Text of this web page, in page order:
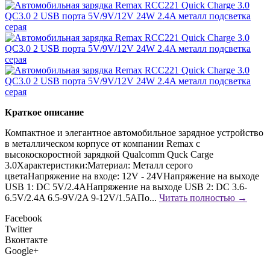
Краткое описание
Компактное и элегантное автомобильное зарядное устройство
в металлическом корпусе от компании Remax с
высокоскоростной зарядкой Qualcomm Quck Carge
3.0Характеристики:Материал: Металл серого
цветаНапряжение на входе: 12V - 24VНапряжение на выходе
USB 1: DC 5V/2.4AНапряжение на выходе USB 2: DC 3.6-
6.5V/2.4A 6.5-9V/2A 9-12V/1.5AПо... Читать полностью →
Facebook
Twitter
Вконтакте
Google+